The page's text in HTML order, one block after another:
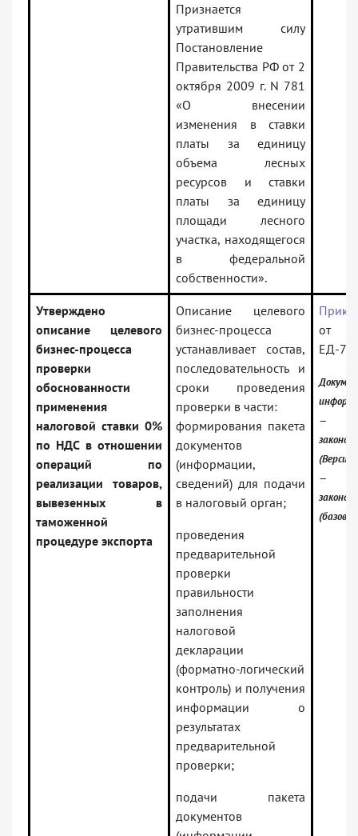
Признается
утратившим силу
Постановление
Правительства РФ от 2
октября 2009 г. N 781
«О внесении
изменения в ставки
платы за единицу
объема лесных
ресурсов и ставки
платы за единицу
площади лесного
участка, находящегося
в федеральной
собственности».
Утверждено
описание целевого
бизнес-процесса
проверки
обоснованности
применения
налоговой ставки 0%
по НДС в отношении
операций по
реализации товаров,
вывезенных в
таможенной
процедуре экспорта
Описание целевого
бизнес-процесса
устанавливает состав,
последовательность и
сроки проведения
проверки в части:
формирования пакета
документов
(информации,
сведений) для подачи
в налоговый орган;
проведения
предварительной
проверки
правильности
заполнения
налоговой
декларации
(форматно-логический
контроль) и получения
информации о
результатах
предварительной
проверки;
подачи пакета
документов
от
ЕД-7-
—
(Версия
—